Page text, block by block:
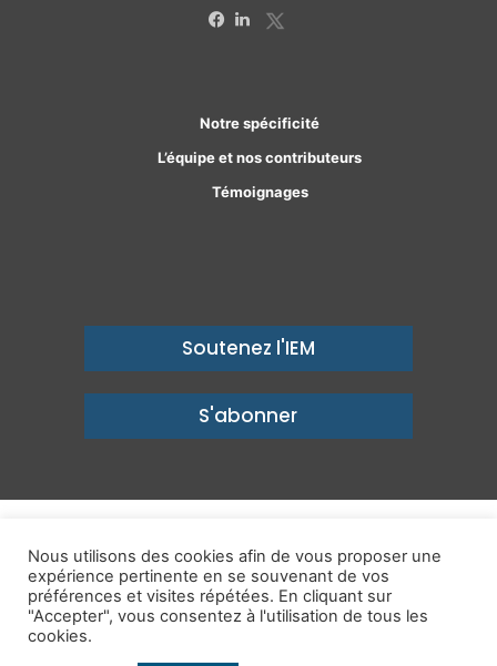
Notre spécificité
L’équipe et nos contributeurs
Témoignages
Soutenez l'IEM
S'abonner
un avenir prospère
Mentions légales-Politique de confidentialité-Contact
Publications
Nous utilisons des cookies afin de vous proposer une
expérience pertinente en se souvenant de vos
préférences et visites répétées. En cliquant sur
"Accepter", vous consentez à l'utilisation de tous les
cookies.